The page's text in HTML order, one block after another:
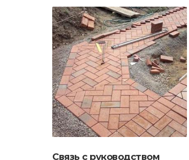
Связь с руководством